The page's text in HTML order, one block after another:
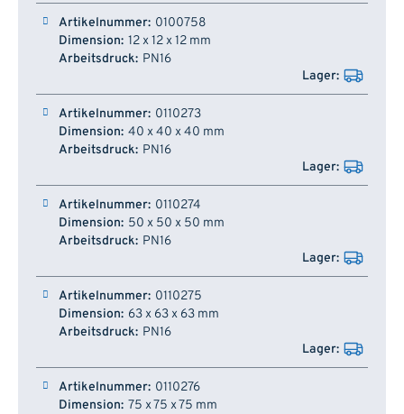
0100758
12 x 12 x 12 mm
PN16
0110273
40 x 40 x 40 mm
PN16
0110274
50 x 50 x 50 mm
PN16
0110275
63 x 63 x 63 mm
PN16
0110276
75 x 75 x 75 mm